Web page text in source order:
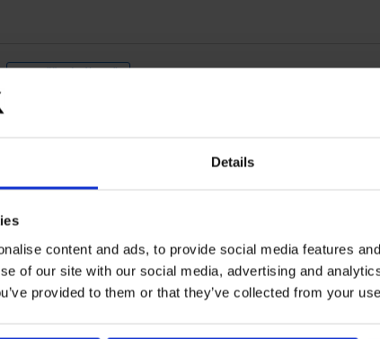
Details
content and ads, to provide social media features
of our site with our social media, advertising and
provided to them or that they’ve collected from your
Ověřený zákazník
zákazník